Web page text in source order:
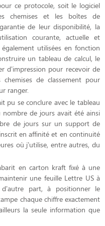
ce protocole, soit le logiciel
chemises et les boîtes de
de leur disponibilité, la
courante, actuelle et
utilisées en fonction
un tableau de calcul, le
d’impression pour recevoir de
de classement pour
ranger.
pu se conclure avec le tableau
nombre de jours avait été ainsi
de jours sur un support de
en affinité et en continuité
où j’utilise, entre autres, du
en carton kraft fixé à une
une feuille Lettre US à
part, à positionner le
chaque chiffre exactement
la seule information que